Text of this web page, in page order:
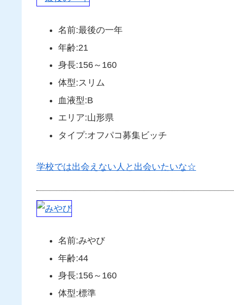
名前:最後の一年
年齢:21
身長:156～160
体型:スリム
血液型:B
エリア:山形県
タイプ:オフパコ募集ビッチ
学校では出会えない人と出会いたいな☆
名前:みやび
年齢:44
身長:156～160
体型:標準